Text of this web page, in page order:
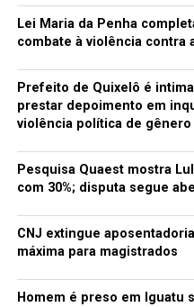
mais importantes na
ícones do automobilismo,
O filme mostra uma
na época em que o
problema mecânico que
Porém, a forma como a
exibida no
para o francês, que
1994.
Lei Maria da Penha
combate à violência contra
Prefeito de Quixelô é
prestar depoimento em
violência política de gênero
Pesquisa Quaest mostra
com 30%; disputa segue
CNJ extingue
máxima para magistrados
Homem é preso em